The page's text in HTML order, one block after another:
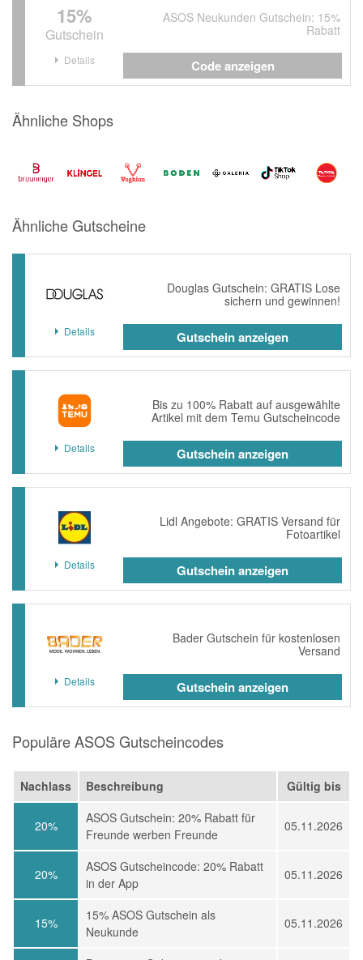
15%
Gutschein
ASOS Neukunden Gutschein: 15%
Rabatt
Details Code anzeigen
Ähnliche Shops
Ähnliche Gutscheine
Douglas Gutschein: GRATIS Lose
sichern und gewinnen!
Details Gutschein anzeigen
Bis zu 100% Rabatt auf ausgewählte
Artikel mit dem Temu Gutscheincode
Details Gutschein anzeigen
Lidl Angebote: GRATIS Versand für
Fotoartikel
Details Gutschein anzeigen
Bader Gutschein für kostenlosen
Versand
Details Gutschein anzeigen
Populäre ASOS Gutscheincodes
Nachlass Beschreibung Gültig bis
20%
ASOS Gutschein: 20% Rabatt für
Freunde werben Freunde
05.11.2026
20%
ASOS Gutscheincode: 20% Rabatt
in der App
05.11.2026
15%
15% ASOS Gutschein als
Neukunde
05.11.2026